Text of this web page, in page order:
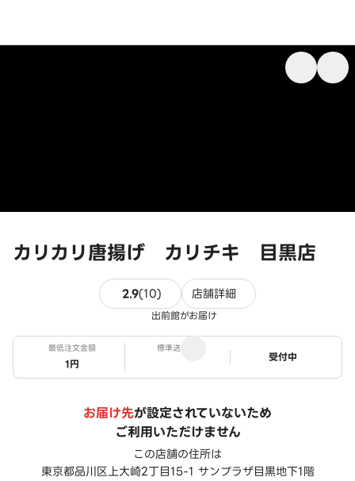
カリカリ唐揚げ カリチキ 目黒店
2.9(10) 10件のレビュー
店舗詳細
出前館がお届け
最低注文金額
1円
標準送料
ステータス
受付中
お届け先が設定されていないため
ご利用いただけません
この店舗の住所は
東京都品川区上大崎2丁目15-1 サンプラザ目黒地下1階